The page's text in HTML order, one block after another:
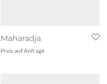
Maharadja
Preis auf Anfrage